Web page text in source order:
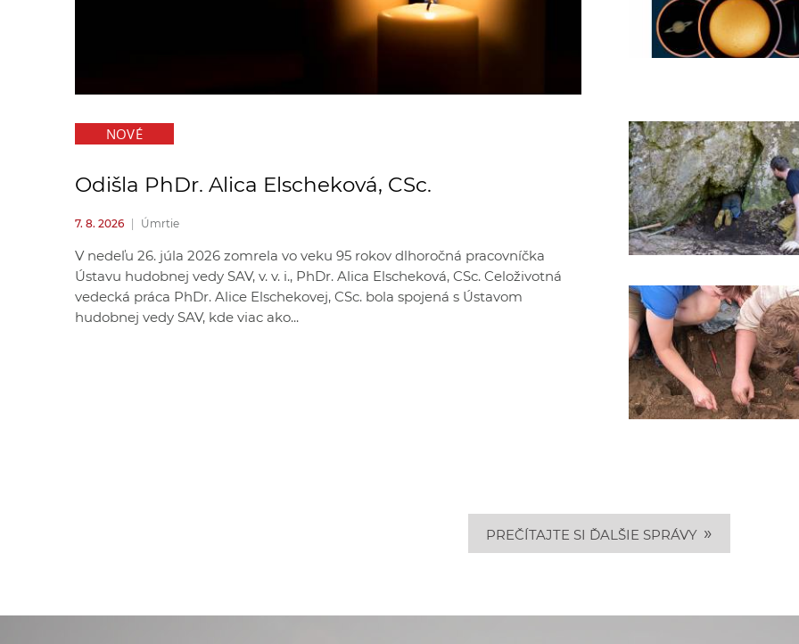
NOVÉ
Odišla PhDr. Alica Elscheková, CSc.
7. 8. 2026 Úmrtie
V nedeľu 26. júla 2026 zomrela vo veku 95 rokov dlhoročná pracovníčka
Ústavu hudobnej vedy SAV, v. v. i., PhDr. Alica Elscheková, CSc. Celoživotná
vedecká práca PhDr. Alice Elschekovej, CSc. bola spojená s Ústavom
hudobnej vedy SAV, kde viac ako...
PREČÍTAJTE SI ĎALŠIE SPRÁVY »